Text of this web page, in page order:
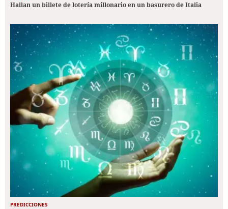
Hallan un billete de lotería millonario en un basurero de Italia
PREDICCIONES